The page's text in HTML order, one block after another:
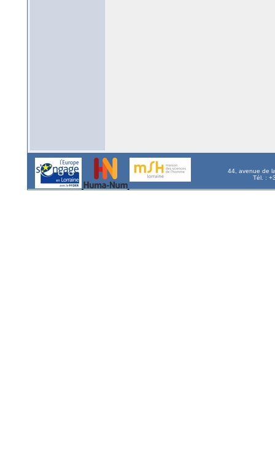
44, avenue de
Tél. :